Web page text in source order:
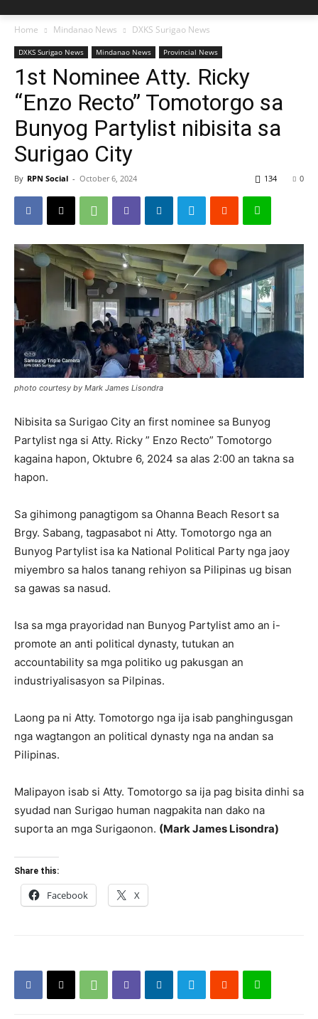
Home Mindanao News DXKS Surigao News
DXKS Surigao News Mindanao News Provincial News
1st Nominee Atty. Ricky
“Enzo Recto” Tomotorgo sa
Bunyog Partylist nibisita sa
Surigao City
By RPN Social - October 6, 2024 0
134
photo courtesy by Mark James Lisondra
Nibisita sa Surigao City an first nominee sa Bunyog
Partylist nga si Atty. Ricky ” Enzo Recto” Tomotorgo
kagaina hapon, Oktubre 6, 2024 sa alas 2:00 an takna sa
hapon.
Sa gihimong panagtigom sa Ohanna Beach Resort sa
Brgy. Sabang, tagpasabot ni Atty. Tomotorgo nga an
Bunyog Partylist isa ka National Political Party nga jaoy
miyembro sa halos tanang rehiyon sa Pilipinas ug bisan
sa gawas sa nasud.
Isa sa mga prayoridad nan Bunyog Partylist amo an i-
promote an anti political dynasty, tutukan an
accountability sa mga politiko ug pakusgan an
industriyalisasyon sa Pilpinas.
Laong pa ni Atty. Tomotorgo nga ija isab panghingusgan
nga wagtangon an political dynasty nga na andan sa
Pilipinas.
Malipayon isab si Atty. Tomotorgo sa ija pag bisita dinhi sa
syudad nan Surigao human nagpakita nan dako na
suporta an mga Surigaonon. (Mark James Lisondra)
Share this:
Facebook X